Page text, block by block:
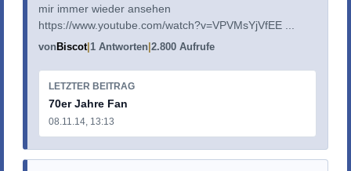
mir immer wieder ansehen
https://www.youtube.com/watch?v=VPVMsYjVfEE ...
von Biscot 1 Antworten 2.800 Aufrufe
LETZTER BEITRAG
70er Jahre Fan
08.11.14, 13:13